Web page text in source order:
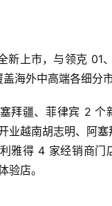
新上市，与领克 01
海外中高端各细分市
拜疆、菲律宾 2 个
业越南胡志明、阿
雅得 4 家经销商门
验店。